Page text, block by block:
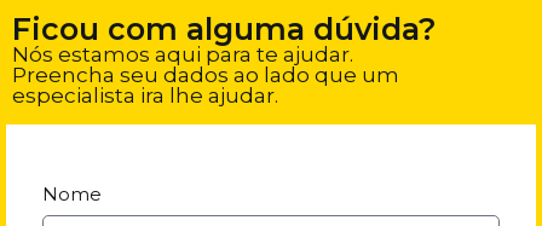
Ficou com alguma dúvida?
Nós estamos aqui para te ajudar.
Preencha seu dados ao lado que um
especialista ira lhe ajudar.
Nome